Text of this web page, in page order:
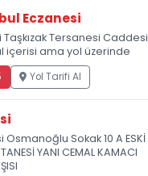
Eczanesi
Tersanesi Caddesi
içerisi ama yol üzerinde
Yol Tarifi Al
Sokak 10 A ESKİ
YANI CEMAL KAMACI